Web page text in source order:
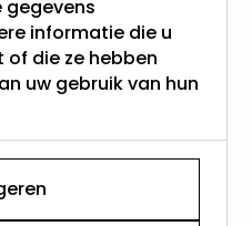
gegevens
informatie die u
die ze hebben
uw gebruik van hun